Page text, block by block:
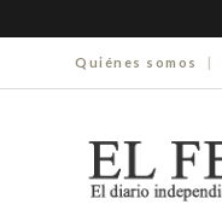
Quiénes somos |